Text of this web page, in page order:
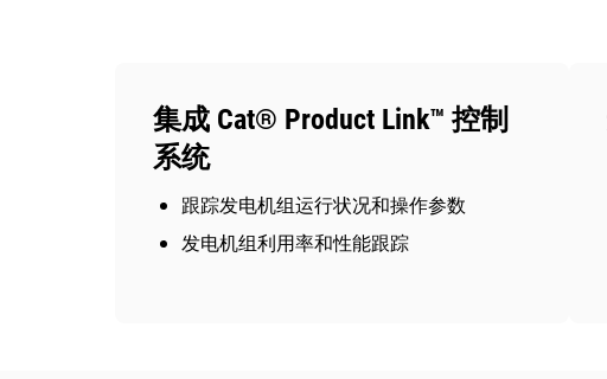
集成 Cat® Product Link™ 控制
系统
跟踪发电机组运行状况和操作参数
发电机组利用率和性能跟踪